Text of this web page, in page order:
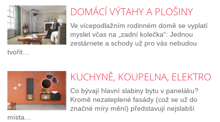
DOMÁCÍ VÝTAHY A PLOŠINY
Ve vícepodlažním rodinném domě se vyplatí
myslet včas na „zadní kolečka“: Jednou
zestárnete a schody už pro vás nebudou
tvořit…
KUCHYNĚ, KOUPELNA, ELEKTRO
Co bývají hlavní slabiny bytu v paneláku?
Kromě nezateplené fasády (což se už do
značné míry mění) představují nejslabší
místa…